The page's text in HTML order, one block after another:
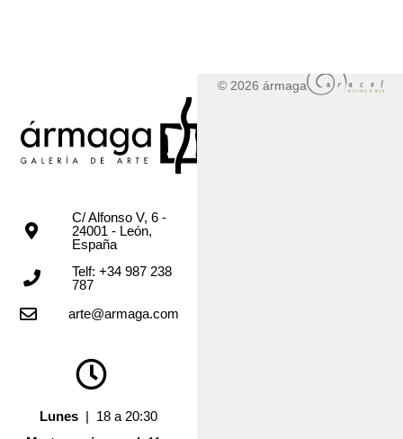
C/ Alfonso V, 6 -
24001 - León,
España
Telf: +34 987 238
787
arte@armaga.com
Lunes | 18 a 20:30
© 2026 ármaga